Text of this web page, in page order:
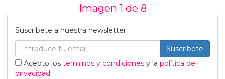
Imagen 1 de 8
Suscribete a nuestra newsletter:
Suscribete
Acepto los terminos y condiciones y la política de
privacidad.